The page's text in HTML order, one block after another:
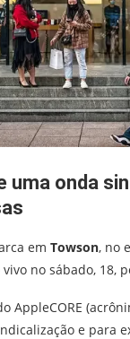
uma onda
em Towson, no
no sábado, 18,
AppleCORE
e para